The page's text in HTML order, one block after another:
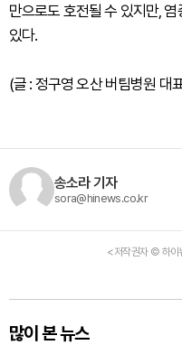
만으로도 호전될 수 있지만,
있다.
(글 : 정구영 오산 버팀병원 대
송소라 기자
sora@hinews.co.kr
<저작권자 © 하이
많이 본 뉴스